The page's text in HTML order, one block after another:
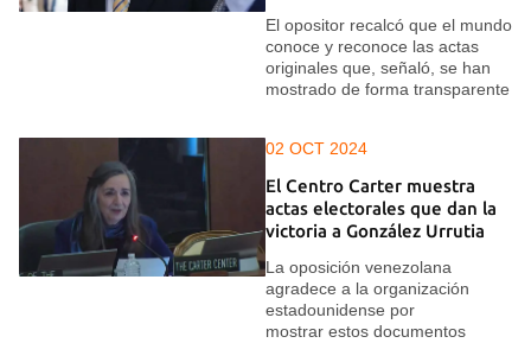
El opositor recalcó que el mundo
conoce y reconoce las actas
originales que, señaló, se han
mostrado de forma transparente
02 OCT 2024
El Centro Carter muestra
actas electorales que dan la
victoria a González Urrutia
La oposición venezolana
agradece a la organización
estadounidense por
mostrar estos documentos